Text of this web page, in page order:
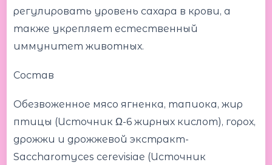
регулировать уровень сахара в крови, а
также укрепляет естественный
иммунитет животных.
Состав
Обезвоженное мясо ягненка, тапиока, жир
птицы (Источник Ω-6 жирных кислот), горох,
дрожжи и дрожжевой экстракт-
Saccharomyces cerevisiae (Источник